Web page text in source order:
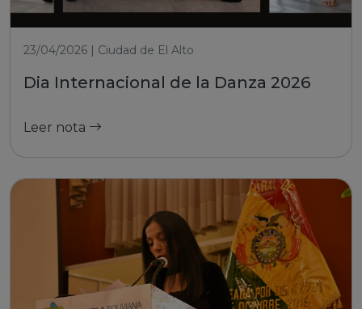
23/04/2026 | Ciudad de El Alto
Dia Internacional de la Danza 2026
Leer nota